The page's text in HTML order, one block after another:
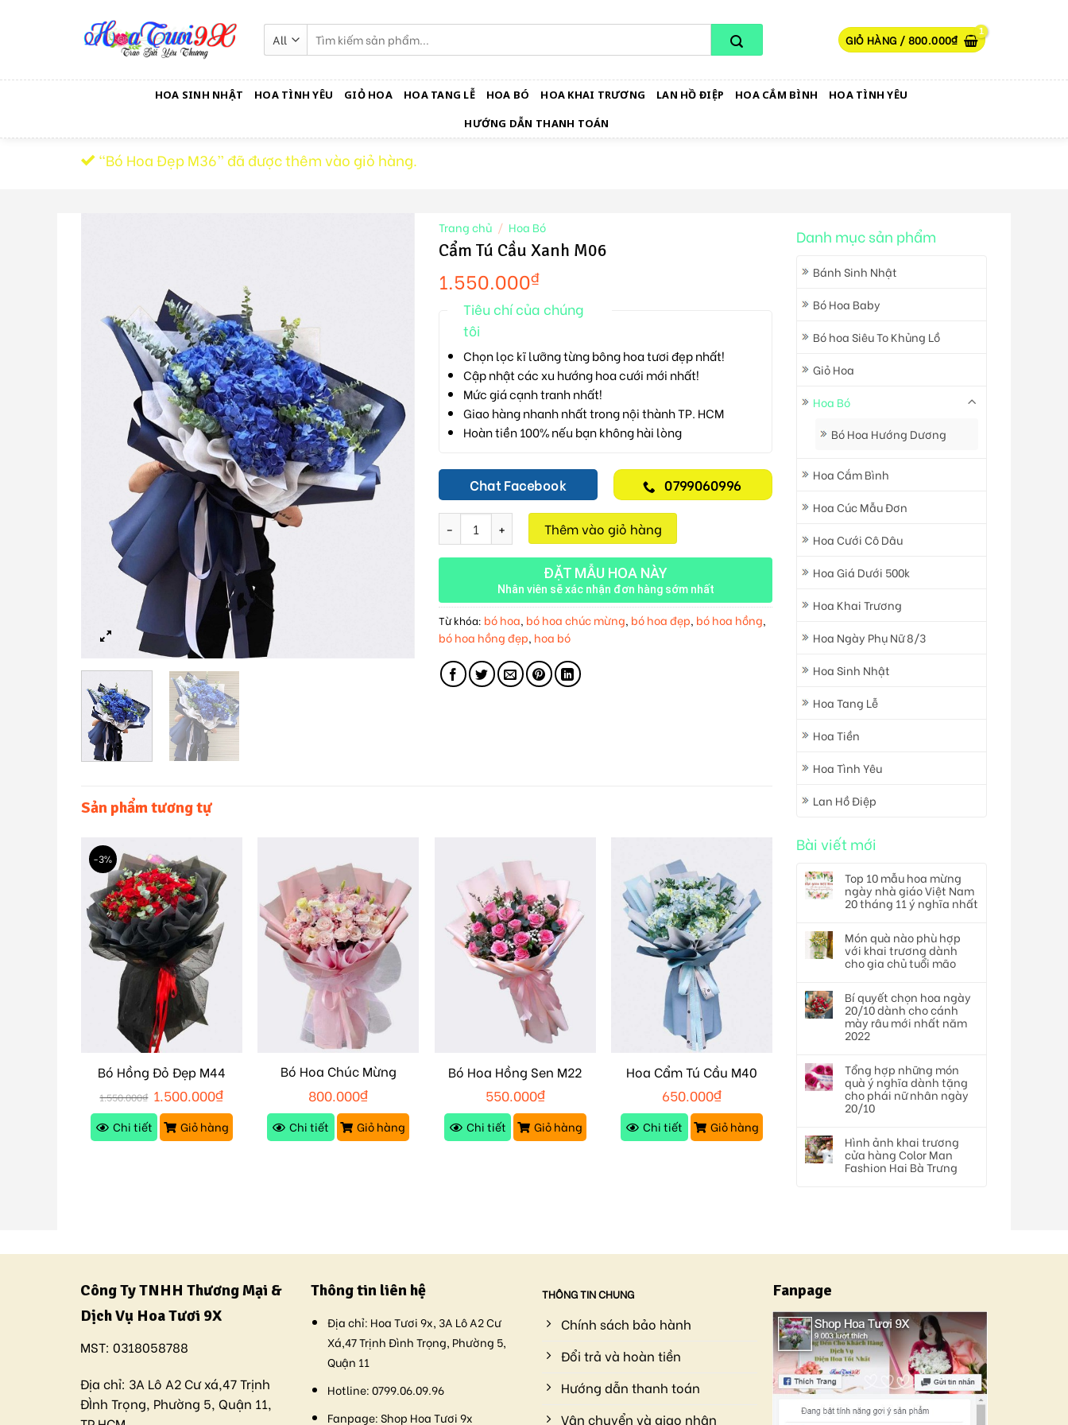
kiếm:
GIỎ HÀNG / 800.000₫
HOA SINH NHẬT HOA TÌNH YÊU GIỎ HOA HOA TANG LỄ HOA BÓ HOA KHAI TRƯƠNG LAN HỒ ĐIỆP HOA CẮM BÌNH
HOA TÌNH YÊU
HƯỚNG DẪN THANH TOÁN
“Bó Hoa Đẹp M36” đã được thêm vào giỏ hàng.
Danh mục sản phẩm
Bánh Sinh Nhật
Bó Hoa Baby
Bó hoa Siêu To Khủng Lồ
Giỏ Hoa
Hoa Bó
Bó Hoa Hướng Dương
Hoa Cắm Bình
Hoa Cúc Mẫu Đơn
Hoa Cưới Cô Dâu
Hoa Giá Dưới 500k
Hoa Khai Trương
Hoa Ngày Phụ Nữ 8/3
Hoa Sinh Nhật
Hoa Tang Lễ
Hoa Tiền
Hoa Tình Yêu
Lan Hồ Điệp
Bài viết mới
Top 10 mẫu hoa mừng
ngày nhà giáo Việt Nam
20 tháng 11 ý nghĩa nhất
Món quà nào phù hợp
với khai trương dành
cho gia chủ tuổi mão
Bí quyết chọn hoa ngày
20/10 dành cho cánh
mày râu mới nhất năm
2022
Tổng hợp những món
quà ý nghĩa dành tặng
cho phái nữ nhân ngày
20/10
Hình ảnh khai trương
cửa hàng Color Man
Fashion Hai Bà Trưng
Trang chủ / Hoa Bó
Cẩm Tú Cầu Xanh M06
1.550.000₫
Tiêu chí của chúng
tôi
Chọn lọc kĩ lưỡng từng bông hoa tươi đẹp nhất!
Cập nhật các xu hướng hoa cưới mới nhất!
Mức giá cạnh tranh nhất!
Giao hàng nhanh nhất trong nội thành TP. HCM
Hoàn tiền 100% nếu bạn không hài lòng
Chat Facebook 0799060996
Cẩm Tú Cầu Xanh M06 số lượngThêm vào giỏ hàng
ĐẶT MẪU HOA NÀY
Nhân viên sẽ xác nhận đơn hàng sớm nhất
Từ khóa: bó hoa, bó hoa chúc mừng, bó hoa đẹp, bó hoa hồng,
bó hoa hồng đẹp, hoa bó
Sản phẩm tương tự
-3%
Bó Hồng Đỏ Đẹp M44
1.550.000₫ 1.500.000₫
Chi tiết Giỏ hàng
Bó Hoa Chúc Mừng
800.000₫
Chi tiết Giỏ hàng
Bó Hoa Hồng Sen M22
550.000₫
Chi tiết Giỏ hàng
Hoa Cẩm Tú Cầu M40
650.000₫
Chi tiết Giỏ hàng
Công Ty TNHH Thương Mại &
Dịch Vụ Hoa Tươi 9X
MST: 0318058788
Địa chỉ: 3A Lô A2 Cư xá,47 Trịnh
ĐÌnh Trọng, Phường 5, Quận 11,
Thông tin liên hệ
Địa chỉ: Hoa Tươi 9x, 3A Lô A2 Cư
Xá,47 Trịnh Đình Trọng, Phường 5,
Quận 11
Hotline:0799.06.09.96
Fanpage:Shop Hoa Tươi 9x
THÔNG TIN CHUNG
Chính sách bảo hành
Đổi trả và hoàn tiền
Hướng dẫn thanh toán
Vận chuyển và giao nhận
Fanpage